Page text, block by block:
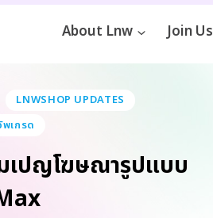
About Lnw Join Us
LNWSHOP UPDATES
เกรด
เปญโฆษณารูปแบบ